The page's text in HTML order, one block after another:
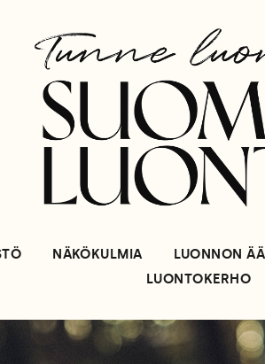
NÄKÖKULMIA LUONNON
LUONTOKERHO